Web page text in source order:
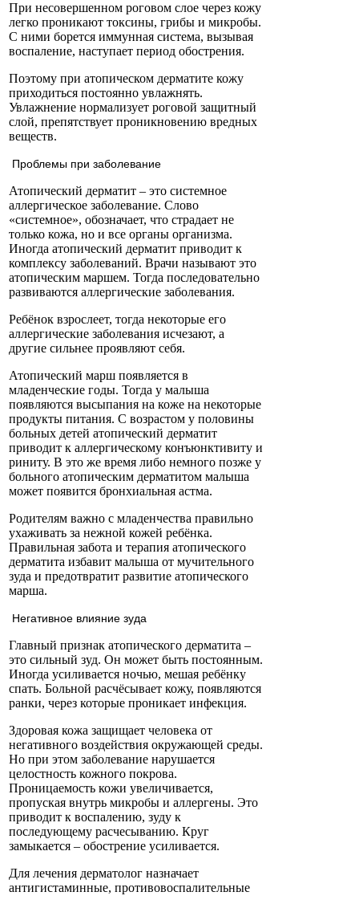
При несовершенном роговом слое через кожу
легко проникают токсины, грибы и микробы.
С ними борется иммунная система, вызывая
воспаление, наступает период обострения.
Поэтому при атопическом дерматите кожу
приходиться постоянно увлажнять.
Увлажнение нормализует роговой защитный
слой, препятствует проникновению вредных
веществ.
Проблемы при заболевание
Атопический дерматит – это системное
аллергическое заболевание. Слово
«системное», обозначает, что страдает не
только кожа, но и все органы организма.
Иногда атопический дерматит приводит к
комплексу заболеваний. Врачи называют это
атопическим маршем. Тогда последовательно
развиваются аллергические заболевания.
Ребёнок взрослеет, тогда некоторые его
аллергические заболевания исчезают, а
другие сильнее проявляют себя.
Атопический марш появляется в
младенческие годы. Тогда у малыша
появляются высыпания на коже на некоторые
продукты питания. С возрастом у половины
больных детей атопический дерматит
приводит к аллергическому конъюнктивиту и
риниту. В это же время либо немного позже у
больного атопическим дерматитом малыша
может появится бронхиальная астма.
Родителям важно с младенчества правильно
ухаживать за нежной кожей ребёнка.
Правильная забота и терапия атопического
дерматита избавит малыша от мучительного
зуда и предотвратит развитие атопического
марша.
Негативное влияние зуда
Главный признак атопического дерматита –
это сильный зуд. Он может быть постоянным.
Иногда усиливается ночью, мешая ребёнку
спать. Больной расчёсывает кожу, появляются
ранки, через которые проникает инфекция.
Здоровая кожа защищает человека от
негативного воздействия окружающей среды.
Но при этом заболевание нарушается
целостность кожного покрова.
Проницаемость кожи увеличивается,
пропуская внутрь микробы и аллергены. Это
приводит к воспалению, зуду к
последующему расчесыванию. Круг
замыкается – обострение усиливается.
Для лечения дерматолог назначает
антигистаминные, противовоспалительные